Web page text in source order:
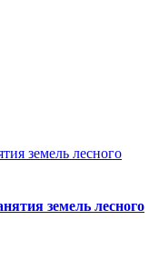
земель лесного
земель лесного